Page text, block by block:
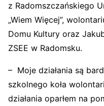
z Radomszczańskiego
„Wiem Więcej”,
Domu Kultury oraz
ZSEE w Radomsku.
– Moje działania są
szkolnego koła
działania oparłem na